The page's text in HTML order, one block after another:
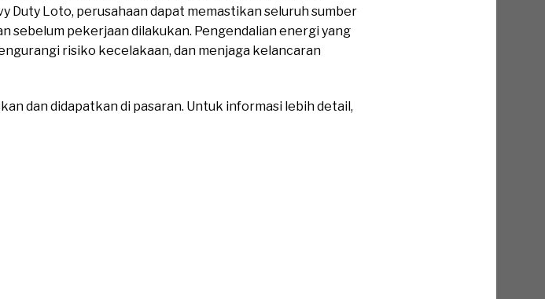
Duty Loto, perusahaan dapat memastikan seluruh sumber
sebelum pekerjaan dilakukan. Pengendalian energi yang
risiko kecelakaan, dan menjaga kelancaran
dan didapatkan di pasaran. Untuk informasi lebih detail,